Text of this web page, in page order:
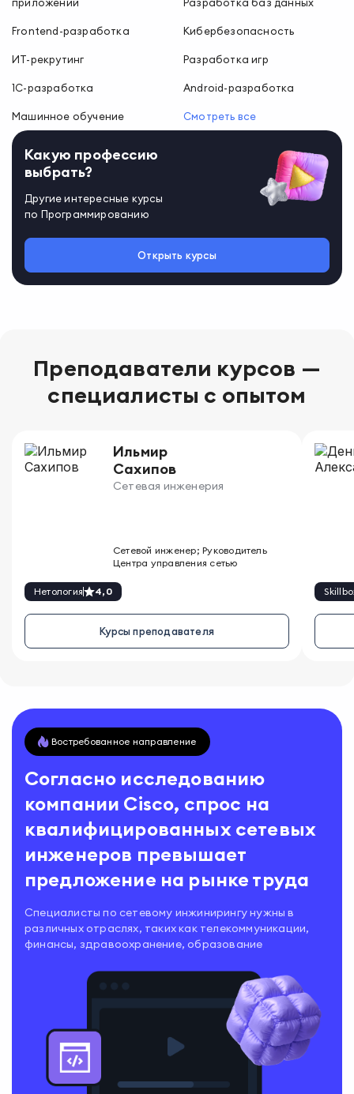
Frontend-разработка
ИТ-рекрутинг
1С-разработка
Машинное обучение
Кибербезопасность
Разработка игр
Android-разработка
Смотреть все
Какую профессию
выбрать?
Другие интересные курсы
по Программированию
Открыть курсы
Преподаватели курсов —
специалисты с опытом
Нетология 4,0
Ильмир
Сахипов
Сетевая инженерия
Сетевой инженер; Руководитель
Центра управления сетью
Курсы преподавателя
Востребованное направление
Согласно исследованию
компании Cisco, спрос на
квалифицированных сетевых
инженеров превышает
предложение на рынке труда
Специалисты по сетевому инжинирингу нужны в
различных отраслях, таких как телекоммуникации,
финансы, здравоохранение, образование